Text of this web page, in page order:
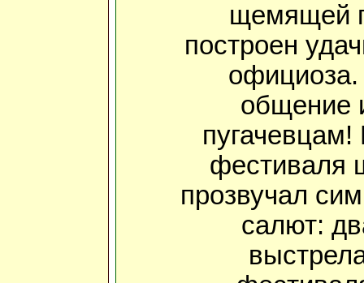
щемящей
построен
официоза.
общение
пугачевцам!
фестиваля
прозвучал
салют: